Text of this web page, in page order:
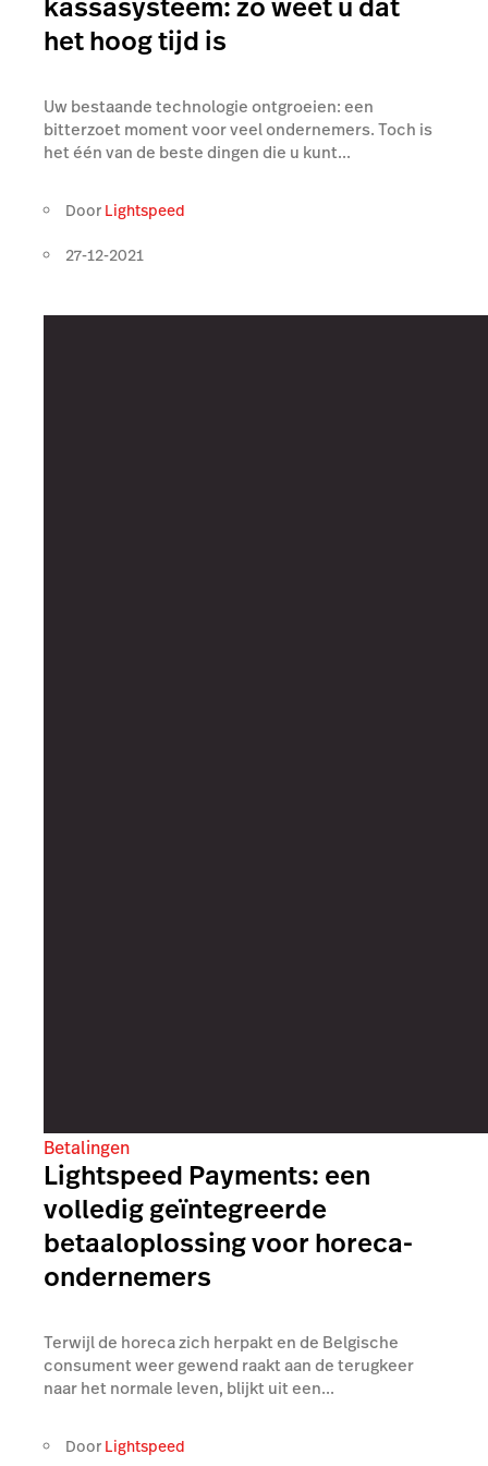
kassasysteem: zo weet u dat
het hoog tijd is
Uw bestaande technologie ontgroeien: een
bitterzoet moment voor veel ondernemers. Toch is
het één van de beste dingen die u kunt...
Door Lightspeed
27-12-2021
Betalingen
Lightspeed Payments: een
volledig geïntegreerde
betaaloplossing voor horeca-
ondernemers
Terwijl de horeca zich herpakt en de Belgische
consument weer gewend raakt aan de terugkeer
naar het normale leven, blijkt uit een...
Door Lightspeed